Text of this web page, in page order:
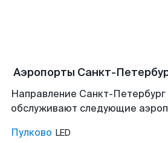
Аэропорты Санкт-
Направление Санкт-
обслуживают следующие
Пулково LED